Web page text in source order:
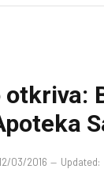
03/2016 Updated: